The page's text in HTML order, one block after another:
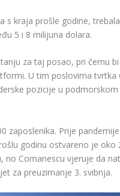
s kraja prošle godine,
5 i 8 milijuna dolara.
za taj posao, pri čemu
U tim poslovima
pozicije u
zaposlenika. Prije
godinu ostvareno je
Comanescu vjeruje da
za preuzimanje 3. svibnja.